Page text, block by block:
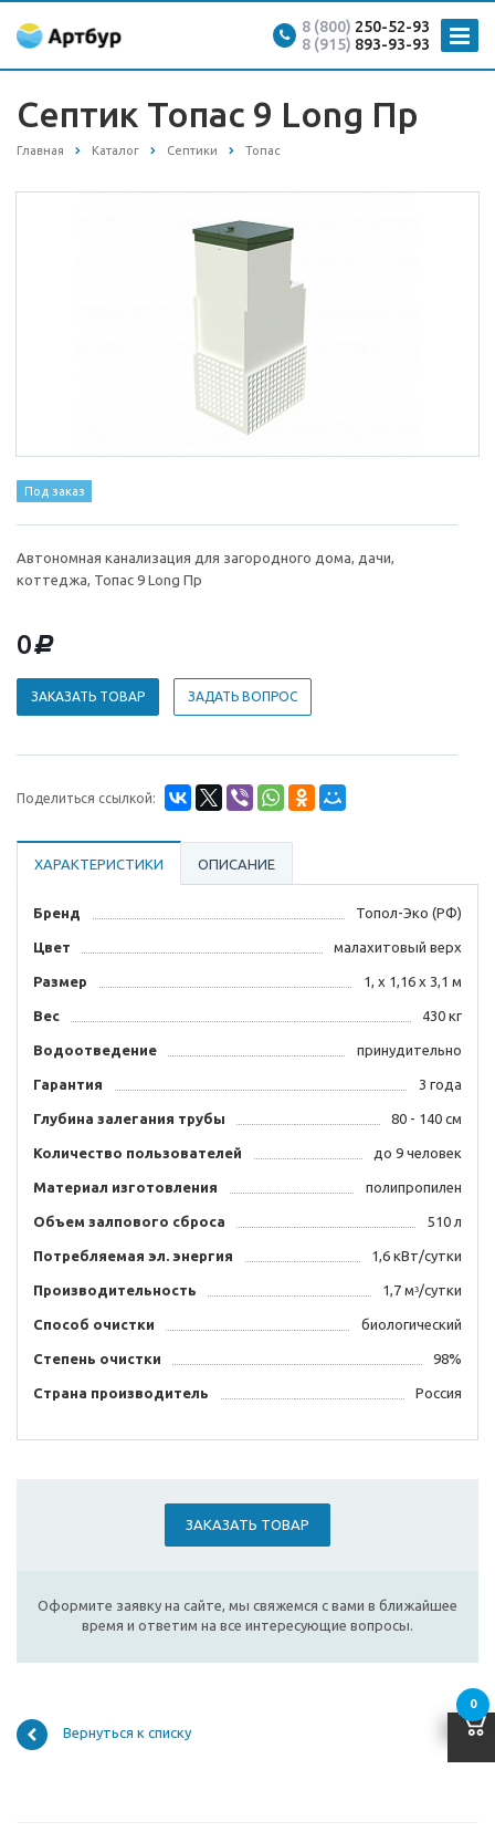
8 (800) 250-52-93
8 (915) 893-93-93
Септик Топас 9 Long Пр
Главная Каталог Септики Топас
Под заказ
Автономная канализация для загородного дома, дачи,
коттеджа, Топас 9 Long Пр
0d
ЗАКАЗАТЬ ТОВАР ЗАДАТЬ ВОПРОС
Поделиться ссылкой:
ХАРАКТЕРИСТИКИ ОПИСАНИЕ
Бренд Топол-Эко (РФ)
Цвет малахитовый верх
Размер 1, x 1,16 x 3,1 м
Вес 430 кг
Водоотведение принудительно
Гарантия 3 года
Глубина залегания трубы 80 - 140 см
Количество пользователей до 9 человек
Материал изготовления полипропилен
Объем залпового сброса 510 л
Потребляемая эл. энергия 1,6 кВт/сутки
Производительность 1,7 мᶟ/сутки
Способ очистки биологический
Степень очистки 98%
Страна производитель Россия
ЗАКАЗАТЬ ТОВАР
Оформите заявку на сайте, мы свяжемся с вами в ближайшее
время и ответим на все интересующие вопросы.
Вернуться к списку
0